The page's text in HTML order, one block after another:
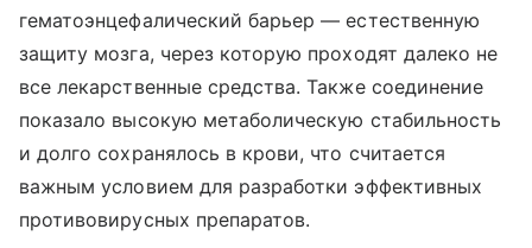
гематоэнцефалический барьер — естественную
защиту мозга, через которую проходят далеко не
все лекарственные средства. Также соединение
показало высокую метаболическую стабильность
и долго сохранялось в крови, что считается
важным условием для разработки эффективных
противовирусных препаратов.